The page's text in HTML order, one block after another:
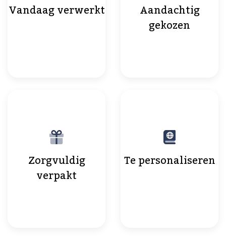
Vandaag verwerkt Aandachtig
gekozen
Zorgvuldig
verpakt
Te personaliseren